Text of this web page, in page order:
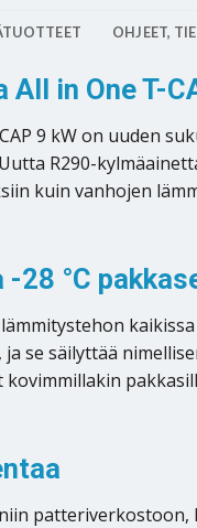
OHJEET,
All in One T-
9 kW on uuden
R290-
kuin vanhojen
28 °C
se säilyttää